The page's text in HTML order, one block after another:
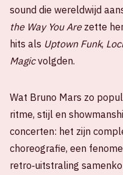
sound die wereldwijd
the Way You Arezette
hits als Uptown Funk,
Magicvolgden.
Wat Bruno Mars zo
ritme, stijl en
concerten: het zijn
choreografie, een
retro‑uitstraling